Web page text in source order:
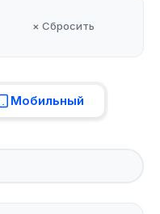
× Сбросить
Мобильный